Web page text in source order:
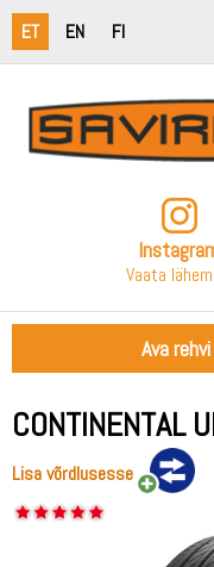
ET EN FI
Vaata
Ava
CONTINENTAL
Lisa võrdlusesse